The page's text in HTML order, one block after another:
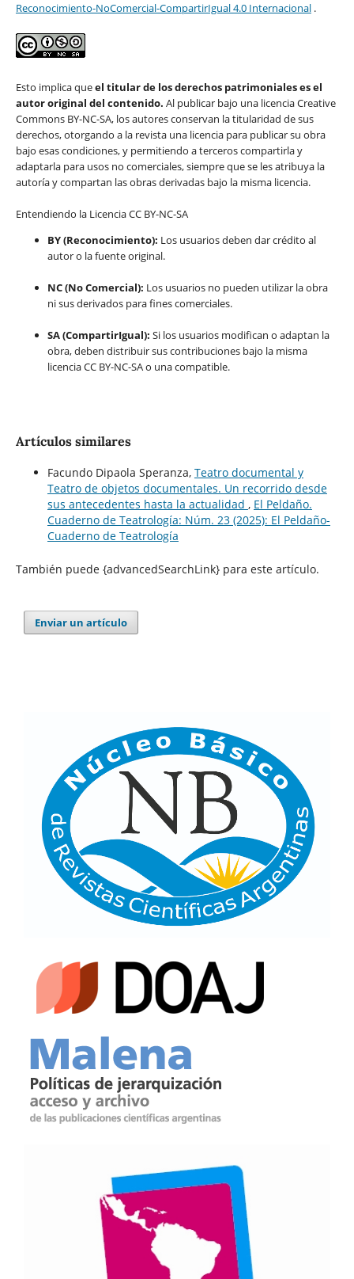
Reconocimiento-NoComercial-CompartirIgual 4.0 Internacional.
Esto implica queel titular de los derechos patrimoniales es el
autor original del contenido. Al publicar bajo una licencia Creative
Commons BY-NC-SA, los autores conservan la titularidad de sus
derechos, otorgando a la revista una licencia para publicar su obra
bajo esas condiciones, y permitiendo a terceros compartirla y
adaptarla para usos no comerciales, siempre que se les atribuya la
autoría y compartan las obras derivadas bajo la misma licencia.
Entendiendo la Licencia CC BY-NC-SA
BY (Reconocimiento): Los usuarios deben dar crédito al
autor o la fuente original.
NC (No Comercial): Los usuarios no pueden utilizar la obra
ni sus derivados para fines comerciales.
SA (CompartirIgual): Si los usuarios modifican o adaptan la
obra, deben distribuir sus contribuciones bajo la misma
licencia CC BY-NC-SA o una compatible.
Artículos similares
Facundo Dipaola Speranza, Teatro documental y
Teatro de objetos documentales. Un recorrido desde
sus antecedentes hasta la actualidad , El Peldaño.
Cuaderno de Teatrología: Núm. 23 (2025): El Peldaño-
Cuaderno de Teatrología
También puede {advancedSearchLink} para este artículo.
Enviar un artículo